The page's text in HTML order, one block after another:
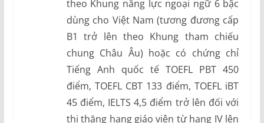
theo Khung năng lực ngoại ngữ 6 bậc
dùng cho Việt Nam (tương đương cấp
B1 trở lên theo Khung tham chiếu
chung Châu Âu) hoặc có chứng chỉ
Tiếng Anh quốc tế TOEFL PBT 450
điểm, TOEFL CBT 133 điểm, TOEFL iBT
45 điểm, IELTS 4,5 điểm trở lên đối với
thi thăng hạng giáo viên từ hạng IV lên